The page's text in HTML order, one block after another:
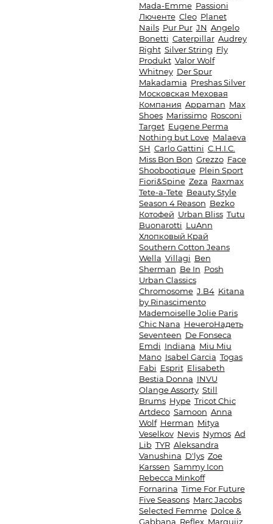
Mada-Emme Passioni
Люченте Cleo Planet
Nails Pur Pur JN Angelo
Bonetti Caterpillar Audrey
Right Silver String Fly
Produkt Valor Wolf
Whitney Der Spur
Makadamia Preshas Silver
Московская Меховая
Компания Appaman Max
Shoes Marissimo Rosconi
Target Eugene Perma
Nothing but Love Malaeva
SH Carlo Gattini C.H.I.C.
Miss Bon Bon Grezzo Face
Shoobootique Plein Sport
Fiori&Spine Zeza Raxmax
Tete-a-Tete Beauty Style
Season 4 Reason Bezko
Котофей Urban Bliss Tutu
Buonarotti LuAnn
Хлопковый Край
Southern Cotton Jeans
Wella Villagi Ben
Sherman Be In Posh
Urban Classics
Chromosome J.B4 Kitana
by Rinascimento
Mademoiselle Jolie Paris
Chic Nana НечегоНадеть
Seventeen De Fonseca
Emdi Indiana Miu Miu
Mano Isabel Garcia Togas
Fabi Esprit Elisabeth
Bestia Donna INVU
Olange Assorty Still
Brums Hype Tricot Chic
Artdeco Samoon Anna
Wolf Herman Mitya
Veselkov Nevis Nymos Ad
Lib TYR Aleksandra
Vanushina D'lys Zoe
Karssen Sammy Icon
Rebecca Minkoff
Fornarina Time For Future
Five Seasons Marc Jacobs
Selected Femme Dolce &
Gabbana Reflex Marquiiz